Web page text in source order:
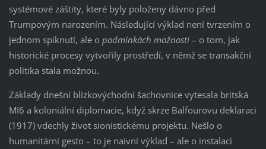
systémové záštity, které byly položeny dávno před
Trumpovým narozením. Následující výklad není tvrzením o
jednom spiknutí, ale o podmínkách možnosti– o tom, jak
historické procesy vytvořily prostředí, v němž se transakční
politika stala možnou.
Základy dnešní blízkovýchodní šachovnice vytesala britská
MI6 a koloniální diplomacie, když skrze Balfourovu deklaraci
(1917) vdechly život sionistickému projektu. Nešlo o
humanitární gesto – to je naivní výklad – ale o instalaci